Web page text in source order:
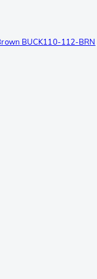
BUCK110-112-BRN